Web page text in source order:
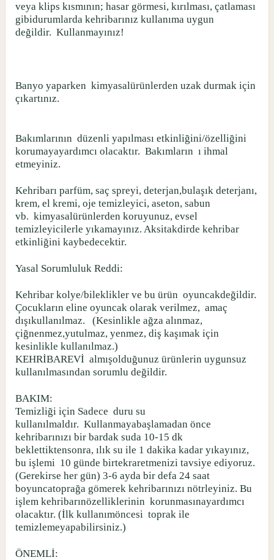
veya klips kısmının; hasar görmesi, kırılması, çatlaması
gibidurumlarda kehribarınız kullanıma uygun
değildir. Kullanmayınız!
Banyo yaparken kimyasalürünlerden uzak durmak için
çıkartınız.
Bakımlarının düzenli yapılması etkinliğini/özelliğini
korumayayardımcı olacaktır. Bakımların ı ihmal
etmeyiniz.
Kehribarı parfüm, saç spreyi, deterjan,bulaşık deterjanı,
krem, el kremi, oje temizleyici, aseton, sabun
vb. kimyasalürünlerden koruyunuz, evsel
temizleyicilerle yıkamayınız. Aksitakdirde kehribar
etkinliğini kaybedecektir.
Yasal Sorumluluk Reddi:
Kehribar kolye/bileklikler ve bu ürün oyuncakdeğildir.
Çocukların eline oyuncak olarak verilmez, amaç
dışıkullanılmaz.
(Kesinlikle ağza alınmaz,
çiğnenmez,yutulmaz, yenmez, diş kaşımak için
kesinlikle kullanılmaz.)
KEHRİBAREVİ almışolduğunuz ürünlerin uygunsuz
kullanılmasından sorumlu değildir.
BAKIM:
Temizliği için Sadece duru su
kullanılmaldır. Kullanmayabaşlamadan önce
kehribarınızı bir bardak suda 10-15 dk
beklettiktensonra, ılık su ile 1 dakika kadar yıkayınız,
bu işlemi 10 günde birtekraretmenizi tavsiye ediyoruz.
(Gerekirse her gün) 3-6 ayda bir defa 24 saat
boyuncatoprağa gömerek kehribarınızı nötrleyiniz. Bu
işlem kehribarınözelliklerinin korunmasınayardımcı
olacaktır. (İlk kullanımöncesi toprak ile
temizlemeyapabilirsiniz.)
ÖNEMLİ: